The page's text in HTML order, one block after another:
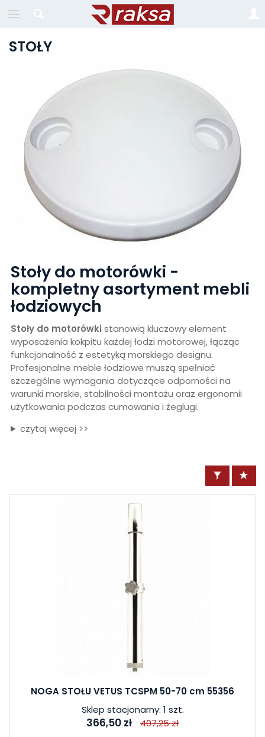
STOŁY
Stoły do motorówki -
kompletny asortyment mebli
łodziowych
Stoły do motorówki stanowią kluczowy element
wyposażenia kokpitu każdej łodzi motorowej, łącząc
funkcjonalność z estetyką morskiego designu.
Profesjonalne meble łodziowe muszą spełniać
szczególne wymagania dotyczące odporności na
warunki morskie, stabilności montażu oraz ergonomii
użytkowania podczas cumowania i żeglugi.
czytaj więcej >>
NOGA STOŁU VETUS TCSPM 50-70 cm 55356
Sklep stacjonarny: 1 szt.
366,50 zł 407,25 zł